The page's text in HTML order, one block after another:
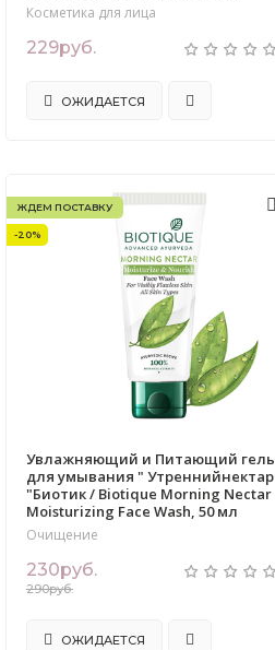
Косметика для лица
229руб.
ОЖИДАЕТСЯ
ЖДЕМ ПОСТАВКУ
-20%
Увлажняющий и Питающий гель
для умывания " Утреннийнектар
"Биотик / Biotique Morning Nectar
Moisturizing Face Wash, 50 мл
Очищение
230руб.
290руб.
ОЖИДАЕТСЯ